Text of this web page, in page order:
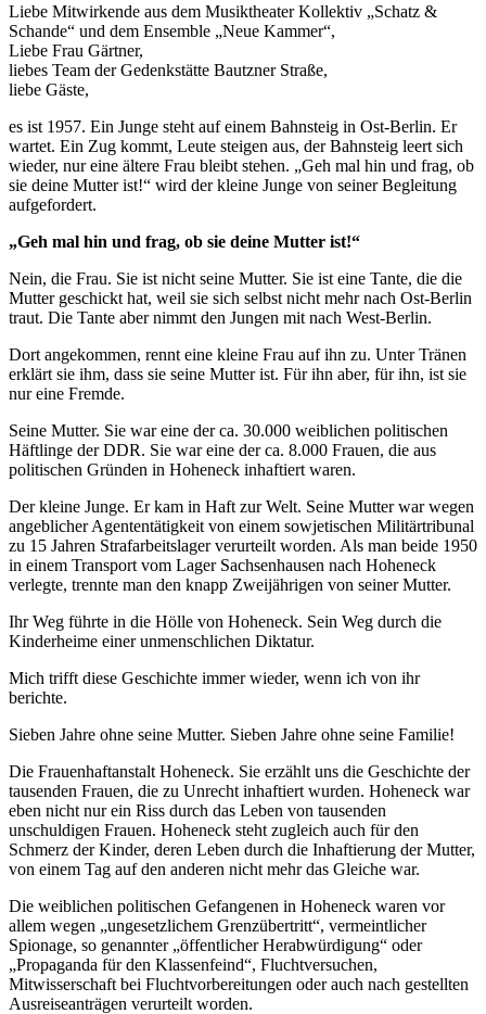
Liebe Mitwirkende aus dem Musiktheater Kollektiv „Schatz &
Schande“ und dem Ensemble „Neue Kammer“,
Liebe Frau Gärtner,
liebes Team der Gedenkstätte Bautzner Straße,
liebe Gäste,
es ist 1957. Ein Junge steht auf einem Bahnsteig in Ost-Berlin. Er
wartet. Ein Zug kommt, Leute steigen aus, der Bahnsteig leert sich
wieder, nur eine ältere Frau bleibt stehen. „Geh mal hin und frag, ob
sie deine Mutter ist!“ wird der kleine Junge von seiner Begleitung
aufgefordert.
„Geh mal hin und frag, ob sie deine Mutter ist!“
Nein, die Frau. Sie ist nicht seine Mutter. Sie ist eine Tante, die die
Mutter geschickt hat, weil sie sich selbst nicht mehr nach Ost-Berlin
traut. Die Tante aber nimmt den Jungen mit nach West-Berlin.
Dort angekommen, rennt eine kleine Frau auf ihn zu. Unter Tränen
erklärt sie ihm, dass sie seine Mutter ist. Für ihn aber, für ihn, ist sie
nur eine Fremde.
Seine Mutter. Sie war eine der ca. 30.000 weiblichen politischen
Häftlinge der DDR. Sie war eine der ca. 8.000 Frauen, die aus
politischen Gründen in Hoheneck inhaftiert waren.
Der kleine Junge. Er kam in Haft zur Welt. Seine Mutter war wegen
angeblicher Agententätigkeit von einem sowjetischen Militärtribunal
zu 15 Jahren Strafarbeitslager verurteilt worden. Als man beide 1950
in einem Transport vom Lager Sachsenhausen nach Hoheneck
verlegte, trennte man den knapp Zweijährigen von seiner Mutter.
Ihr Weg führte in die Hölle von Hoheneck. Sein Weg durch die
Kinderheime einer unmenschlichen Diktatur.
Mich trifft diese Geschichte immer wieder, wenn ich von ihr
berichte.
Sieben Jahre ohne seine Mutter. Sieben Jahre ohne seine Familie!
Die Frauenhaftanstalt Hoheneck. Sie erzählt uns die Geschichte der
tausenden Frauen, die zu Unrecht inhaftiert wurden. Hoheneck war
eben nicht nur ein Riss durch das Leben von tausenden
unschuldigen Frauen. Hoheneck steht zugleich auch für den
Schmerz der Kinder, deren Leben durch die Inhaftierung der Mutter,
von einem Tag auf den anderen nicht mehr das Gleiche war.
Die weiblichen politischen Gefangenen in Hoheneck waren vor
allem wegen „ungesetzlichem Grenzübertritt“, vermeintlicher
Spionage, so genannter „öffentlicher Herabwürdigung“ oder
„Propaganda für den Klassenfeind“, Fluchtversuchen,
Mitwisserschaft bei Fluchtvorbereitungen oder auch nach gestellten
Ausreiseanträgen verurteilt worden.